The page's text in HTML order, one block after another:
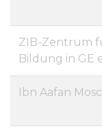
ZIB-Zentrum
Bildung in GE
Ibn Aafan